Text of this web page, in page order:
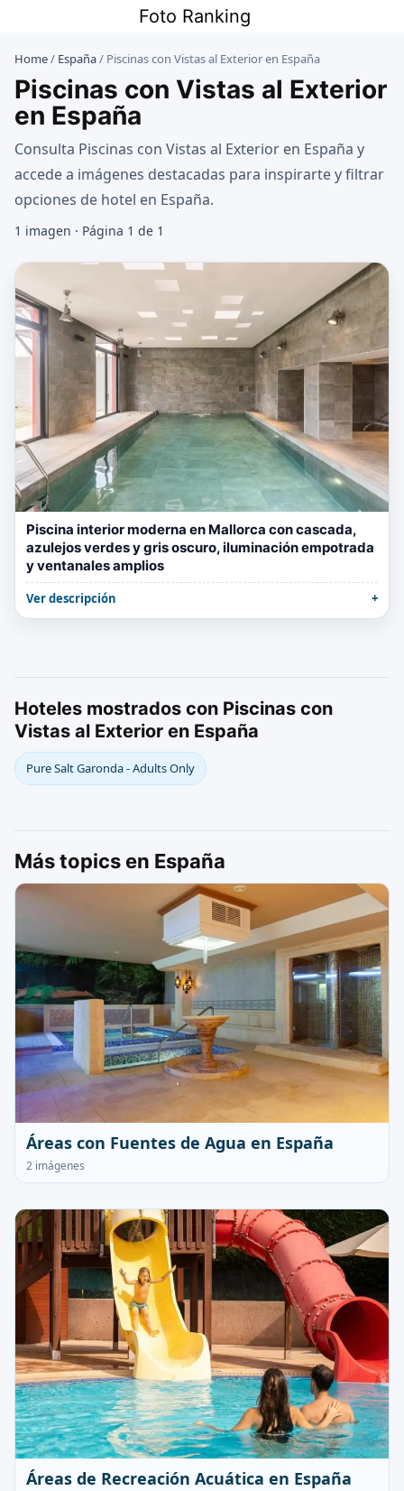
contenido
Foto Ranking
Home/ España/ Piscinas con Vistas al Exterior en España
Piscinas con Vistas al Exterior
en España
Consulta Piscinas con Vistas al Exterior en España y
accede a imágenes destacadas para inspirarte y filtrar
opciones de hotel en España.
1 imagen · Página 1 de 1
Piscina interior moderna en Mallorca con cascada,
azulejos verdes y gris oscuro, iluminación empotrada
y ventanales amplios
Ver descripción
Hoteles mostrados con Piscinas con
Vistas al Exterior en España
Pure Salt Garonda - Adults Only
Más topics en España
Áreas con Fuentes de Agua en España
2 imágenes
Áreas de Recreación Acuática en España